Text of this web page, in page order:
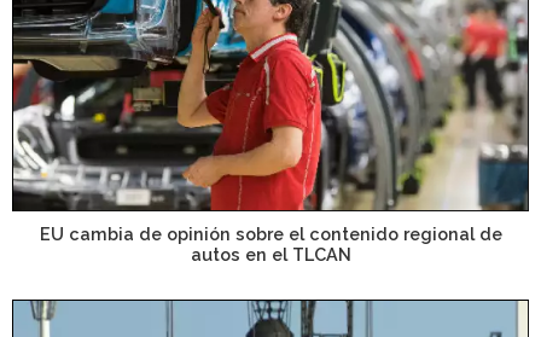
EU cambia de opinión sobre el contenido regional de
autos en el TLCAN